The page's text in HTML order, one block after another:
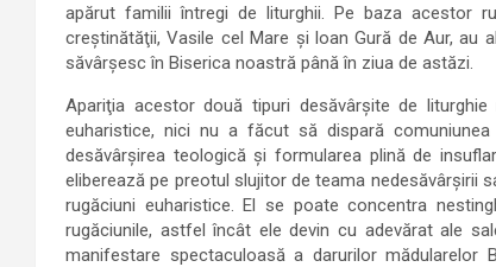
apărut familii întregi de liturghii. Pe baza acestor
creştinătăţii, Vasile cel Mare şi loan Gură de Aur, au
săvârşesc în Biserica noastră până în ziua de astăzi.
Apariţia acestor două tipuri desăvârşite de
euharistice, nici nu a făcut să dispară
desăvârşirea teologică şi formularea plină de
eliberează pe preotul slujitor de teama nedesăvârşirii
rugăciuni euharistice. El se poate concentra
rugăciunile, astfel încât ele devin cu adevărat ale
manifestare spectaculoasă a darurilor mădularelor